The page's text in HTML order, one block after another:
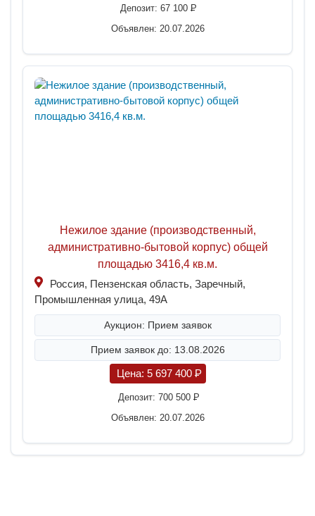
Депозит: 67 100P
Объявлен: 20.07.2026
Нежилое здание (производственный,
административно-бытовой корпус) общей
площадью 3416,4 кв.м.
Россия, Пензенская область, Заречный,
Промышленная улица, 49А
Аукцион: Прием заявок
Прием заявок до: 13.08.2026
Цена: 5 697 400 P
Депозит: 700 500 P
Объявлен: 20.07.2026